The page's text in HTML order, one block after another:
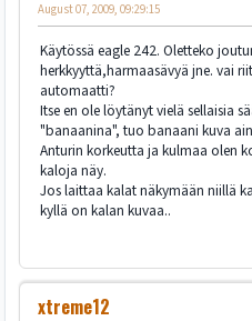
August 07, 2009, 09:29:15
Käytössä eagle 242. Oletteko
herkkyyttä,harmaasävyä jne. vai
automaatti?
Itse en ole löytänyt vielä sellaisia
"banaanina", tuo banaani kuva
Anturin korkeutta ja kulmaa olen
kaloja näy.
Jos laittaa kalat näkymään niillä
kyllä on kalan kuvaa..
xtreme12